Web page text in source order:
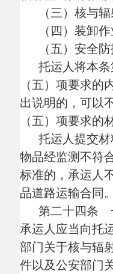
业资格证，专用车
带《道路运输证》。
第三十条 驾驶
押运人员应当按照
所运输的放射性物
装物或者容器的使
生突发事件时的处
第三十一条 放
与辐射事故的，承
与辐射事故应急响
业安全生产应急预
应急工作，并立即
上人民政府生态环
第三十二条 放
或者单位应当聘用
格证的驾驶人员、
员，并定期对驾驶